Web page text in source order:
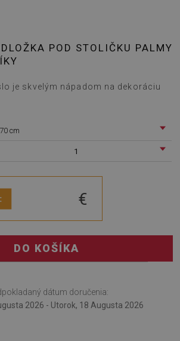
POD STOLIČKU PALMY
je skvelým nápadom na dekoráciu
cm
1
€
DO KOŠÍKA
dátum doručenia:
2026 - Utorok, 18 Augusta 2026